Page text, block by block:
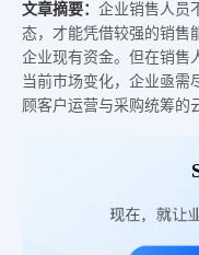
文章摘要： 企业销售人员
态，才能凭借较强的销售
企业现有资金。但在销售
当前市场变化，企业亟需
顾客户运营与采购统筹的